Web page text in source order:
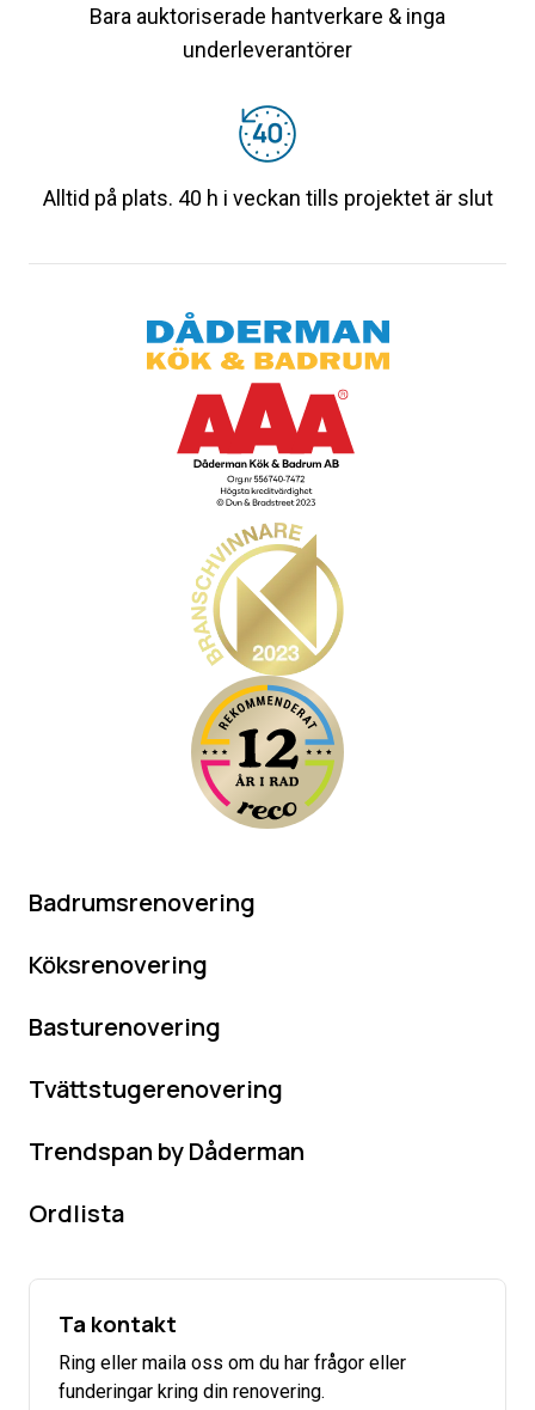
Bara auktoriserade hantverkare & inga
underleverantörer
Alltid på plats. 40 h i veckan tills projektet är slut
Badrumsrenovering
Köksrenovering
Basturenovering
Tvättstugerenovering
Trendspan by Dåderman
Ordlista
Ta kontakt
Ring eller maila oss om du har frågor eller
funderingar kring din renovering.